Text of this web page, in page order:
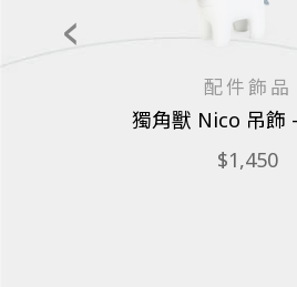
配件飾品
獨角獸 Nico 吊飾
1,450